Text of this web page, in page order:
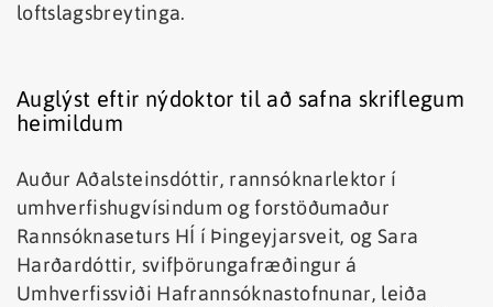
loftslagsbreytinga.
Auglýst eftir nýdoktor til að safna skriflegum
heimildum
Auður Aðalsteinsdóttir, rannsóknarlektor í
umhverfishugvísindum og forstöðumaður
Rannsóknaseturs HÍ í Þingeyjarsveit, og Sara
Harðardóttir, svifþörungafræðingur á
Umhverfissviði Hafrannsóknastofnunar, leiða